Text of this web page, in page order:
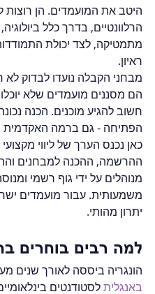
היטב את המועמדים. הן
הרלוונטיים, בדרך כלל
מתמטיקה, לצד יכולת
ראיון.
מבחני הקבלה נועדו לבדוק לא
הם מסננים מועמדים שלא
חשוב להגיע מוכנים. הכנה
הפתיחה - גם ברמה האקדמית
כאן נכנס הערך של ליווי
ההרשמה, ההכנה למבחנים
מנוהלים על ידי גוף רשמי
משמעותית. עבור מועמדים
יתרון מהותי.
למה רבים בוחרים
הונגריה ביססה לאורך שנים
באנגלית לסטודנטים